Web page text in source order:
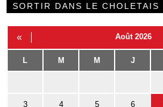
SORTIR DANS LE CHOLETAIS
« Août 2026
L M M J
3 4 5 6